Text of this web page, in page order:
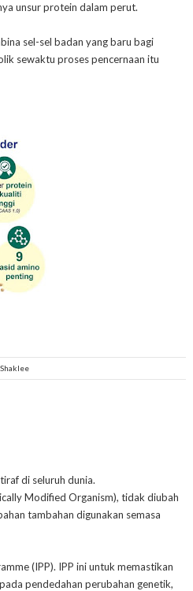
unsur protein dalam perut.
sel-sel badan yang baru bagi
sewaktu proses pencernaan itu
di seluruh dunia.
Modified Organism), tidak diubah
tambahan digunakan semasa
(IPP). IPP ini untuk memastikan
pendedahan perubahan genetik,